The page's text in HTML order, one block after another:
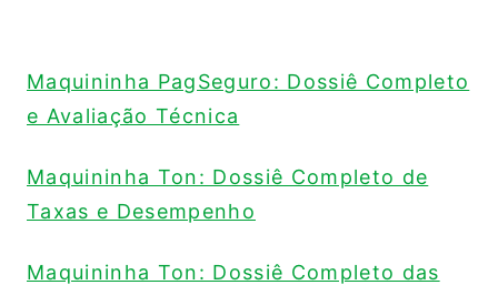
Maquininha PagSeguro: Dossiê Completo
e Avaliação Técnica
Maquininha Ton: Dossiê Completo de
Taxas e Desempenho
Maquininha Ton: Dossiê Completo das